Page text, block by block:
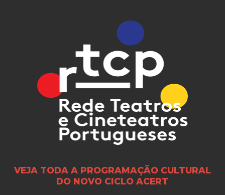
VEJA TODA A PROGRAMAÇÃO CULTURAL
DO NOVO CICLO ACERT